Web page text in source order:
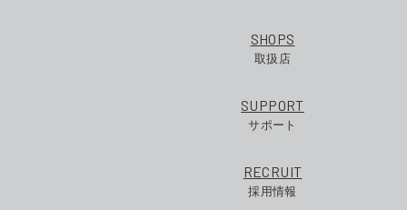
SHOPS
取扱店
SUPPORT
サポート
RECRUIT
採用情報